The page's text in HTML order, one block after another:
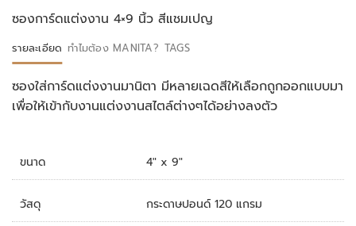
ซองการ์ดแต่งงาน 4×9 นิ้ว สีแชมเปญ
รายละเอียด ทำไมต้อง MANITA? TAGS
ซองใส่การ์ดแต่งงานมานิตา มีหลายเฉดสีให้เลือกถูกออกแบบมา
เพื่อให้เข้ากับงานแต่งงานสไตล์ต่างๆได้อย่างลงตัว
ขนาด 4″ x 9″
วัสดุ กระดาษปอนด์ 120 แกรม